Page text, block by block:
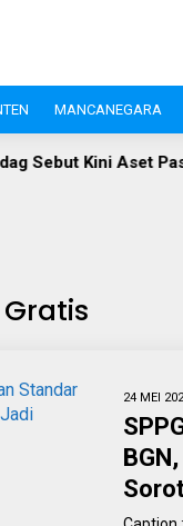
MANCANEGARA
Keluhan
24 MEI